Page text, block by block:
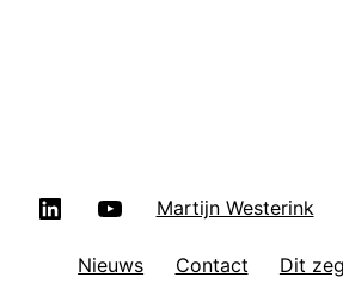
LinkedIn YouTube
Martijn Westerink
Nieuws Contact Dit